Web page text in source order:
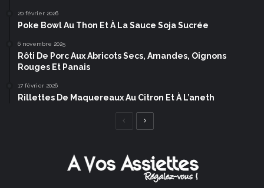
20 février 2026
Poke Bowl Au Thon Et À La Sauce Soja Sucrée
6 novembre 2025
Rôti De Porc Aux Abricots Secs, Amandes, Oignons
Rouges Et Panais
17 février 2026
Rillettes De Maquereaux Au Citron Et À L’aneth
Page